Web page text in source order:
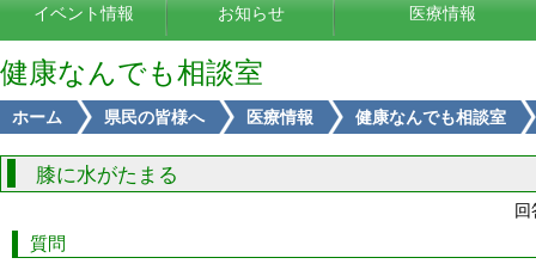
イベント情報 お知らせ 医療情報
健康なんでも相談室
ホーム 県民の皆様へ 医療情報 健康なんでも相談室
膝に水がたまる
質問